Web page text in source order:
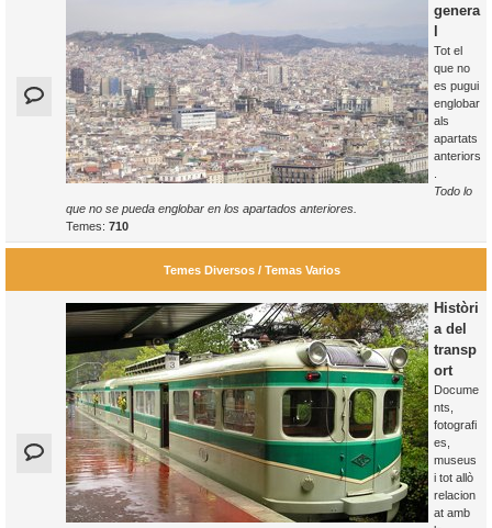
genera
Tot el
que no
es pugui
englobar
als
apartats
anteriors
Todo lo
que no se pueda englobar en los apartados anteriores.
Temes: 710
Temes Diversos / Temas Varios
Històri
a del
transp
ort
Docume
nts,
fotografi
es,
museus
i tot allò
relacion
at amb